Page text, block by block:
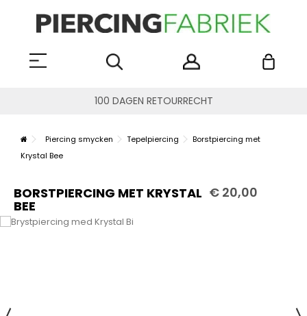
100 DAGEN RETOURRECHT
Piercing smycken Tepelpiercing
Borstpiercing met
Krystal Bee
BORSTPIERCING MET KRYSTAL
BEE
€ 20,00